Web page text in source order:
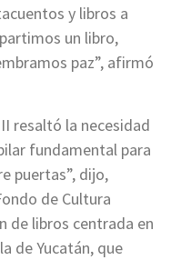
y libros a
un libro,
paz”, afirmó
resaltó la necesidad
fundamental para
puertas”, dijo,
de Cultura
de libros centrada en
de Yucatán, que